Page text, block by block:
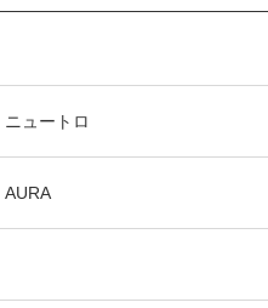
ニュートロ
AURA